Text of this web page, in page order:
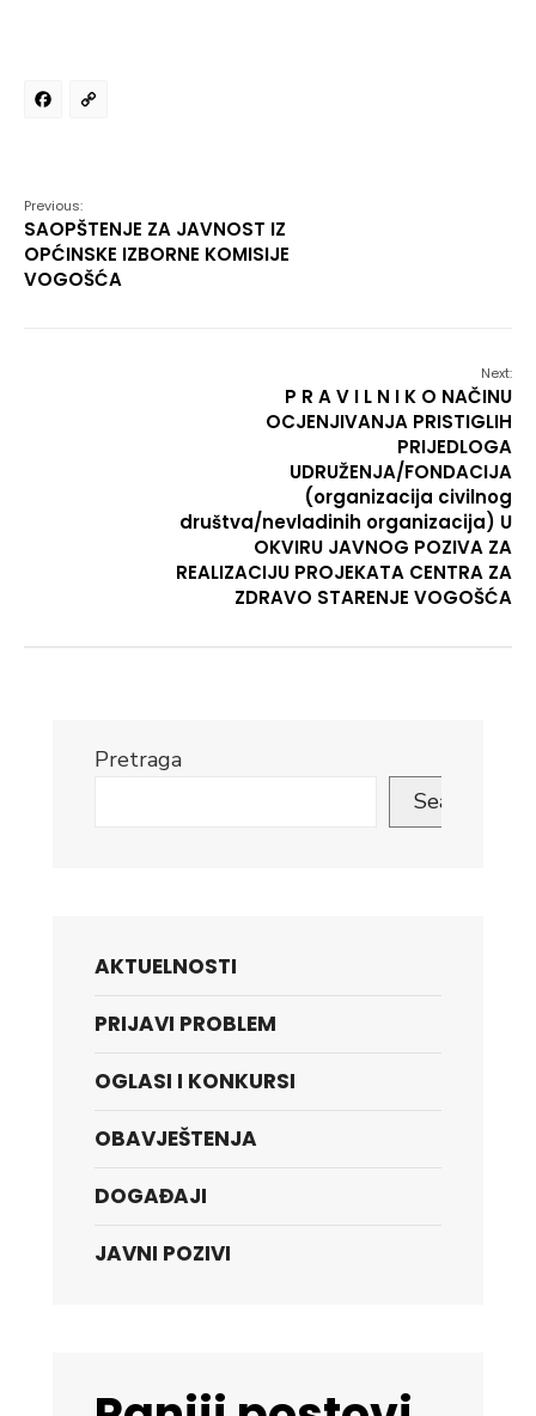
Facebook
Previous:
SAOPŠTENJE ZA JAVNOST IZ
OPĆINSKE IZBORNE KOMISIJE
VOGOŠĆA
Next:
P R A V I L N I K O NAČINU
OCJENJIVANJA PRISTIGLIH
PRIJEDLOGA
UDRUŽENJA/FONDACIJA
(organizacija civilnog
društva/nevladinih organizacija) U
OKVIRU JAVNOG POZIVA ZA
REALIZACIJU PROJEKATA CENTRA ZA
ZDRAVO STARENJE VOGOŠĆA
Pretraga
Search
AKTUELNOSTI
PRIJAVI PROBLEM
OGLASI I KONKURSI
OBAVJEŠTENJA
DOGAĐAJI
JAVNI POZIVI